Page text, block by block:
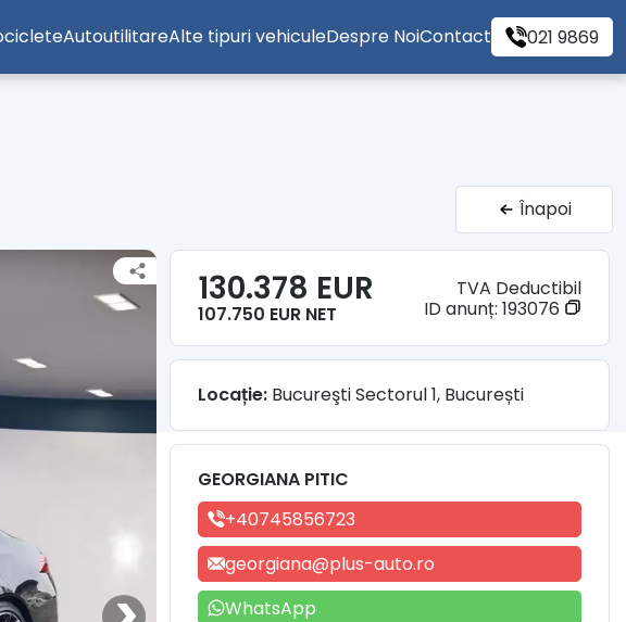
AutoutilitareAlte tipuri vehiculeDespre NoiContact 021 9869
Înapoi
130.378 EUR
107.750 EUR NET
TVA Deductibil
ID anunț: 193076
Locație: Bucureşti Sectorul 1, București
GEORGIANA PITIC
+40745856723
georgiana@plus-auto.ro
WhatsApp